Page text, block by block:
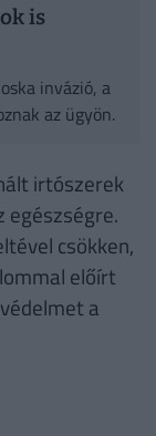
is
invázió, a
az ügyön.
irtószerek
egészségre.
csökken,
előírt
a